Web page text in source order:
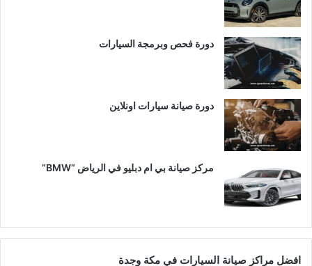
دورة فحص وبرمجة السيارات
دورة صيانة سيارات اونلاين
مركز صيانة بي ام دبليو في الرياض “BMW”
افضل مراكز صيانة السيارات في مكة وجدة